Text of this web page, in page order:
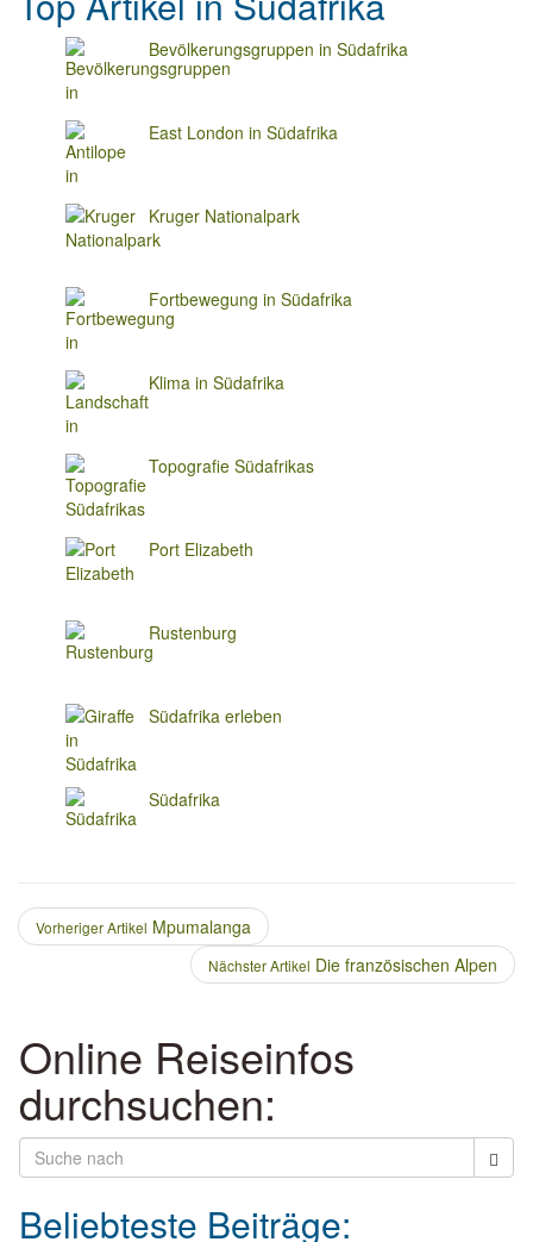
Bevölkerungsgruppen in Südafrika
East London in Südafrika
Kruger Nationalpark
Fortbewegung in Südafrika
Klima in Südafrika
Topografie Südafrikas
Port Elizabeth
Rustenburg
Südafrika erleben
Südafrika
Vorheriger Artikel Mpumalanga
Nächster Artikel Die französischen Alpen
Online Reiseinfos
durchsuchen:
Beliebteste Beiträge: